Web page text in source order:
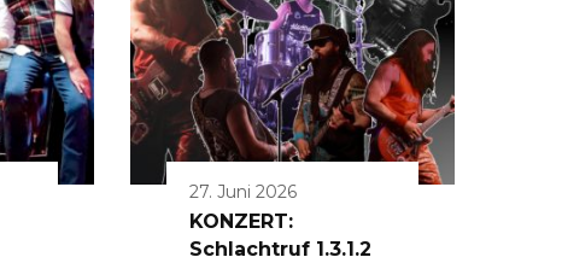
27. Juni 2026
KONZERT:
Schlachtruf 1.3.1.2